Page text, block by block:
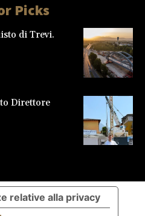
Picks
di Trevi.
Direttore
relative alla privacy